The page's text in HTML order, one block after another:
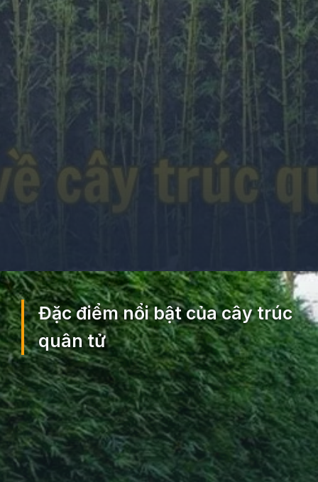
Đang mởhttps://ocopaz.vn/truc-quan-tu-260
Đặc điểm nổi bật của cây trúc
quân tử